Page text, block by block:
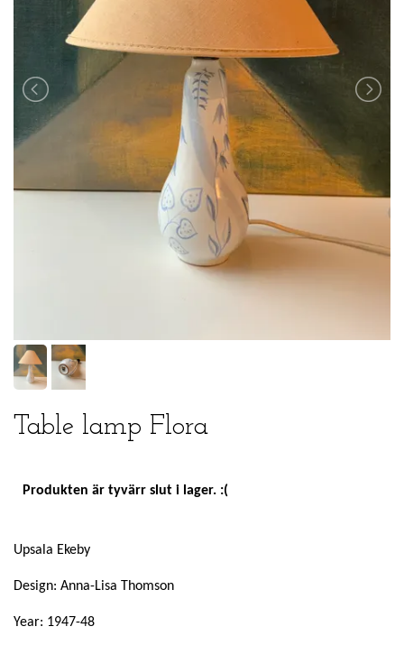
Table lamp Flora
Produkten är tyvärr slut i lager. :(
Upsala Ekeby
Design: Anna-Lisa Thomson
Year: 1947-48